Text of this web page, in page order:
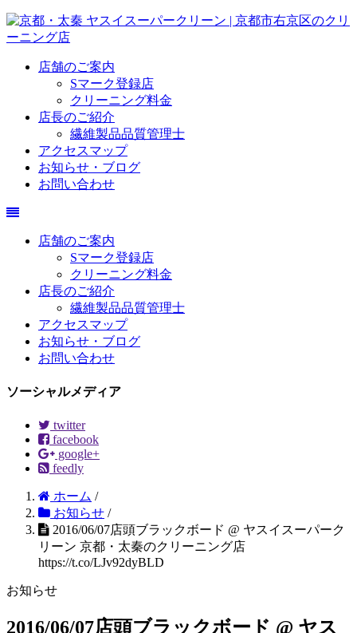
店舗のご案内
Sマーク登録店
クリーニング料金
店長のご紹介
繊維製品品質管理士
アクセスマップ
お知らせ・ブログ
お問い合わせ
店舗のご案内
Sマーク登録店
クリーニング料金
店長のご紹介
繊維製品品質管理士
アクセスマップ
お知らせ・ブログ
お問い合わせ
ソーシャルメディア
twitter
facebook
google+
feedly
ホーム /
お知らせ /
2016/06/07店頭ブラックボード @ ヤスイスーパーク
リーン 京都・太秦のクリーニング店
https://t.co/LJv92dyBLD
お知らせ
2016/06/07店頭ブラックボード @ ヤス